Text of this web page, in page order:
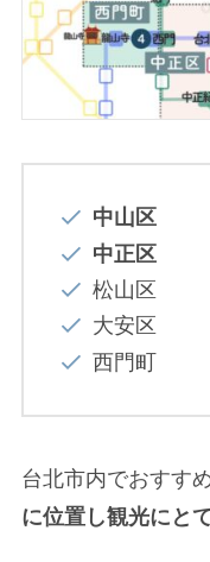
中山区
中正区
松山区
大安区
西門町
台北市内でおすす
に位置し観光にと